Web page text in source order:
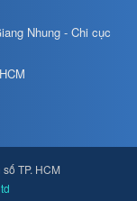
Nhung - Chi cục
TP. HCM